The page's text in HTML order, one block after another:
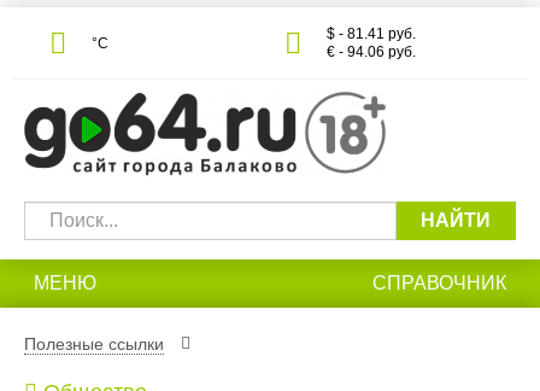
°С
$ - 81.41 руб.
€ - 94.06 руб.
НАЙТИ
МЕНЮ СПРАВОЧНИК
Полезные ссылки